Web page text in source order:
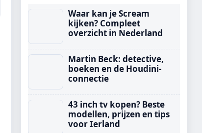
Waar kan je Scream
kijken? Compleet
overzicht in Nederland
Martin Beck: detective,
boeken en de Houdini-
connectie
43 inch tv kopen? Beste
modellen, prijzen en tips
voor Ierland